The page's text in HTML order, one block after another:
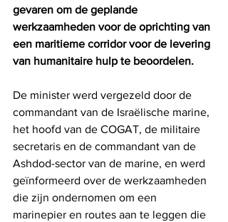
gevaren om de geplande
werkzaamheden voor de oprichting van
een maritieme corridor voor de levering
van humanitaire hulp te beoordelen.
De minister werd vergezeld door de
commandant van de Israëlische marine,
het hoofd van de COGAT, de militaire
secretaris en de commandant van de
Ashdod-sector van de marine, en werd
geïnformeerd over de werkzaamheden
die zijn ondernomen om een ​​
marinepier en routes aan te leggen die